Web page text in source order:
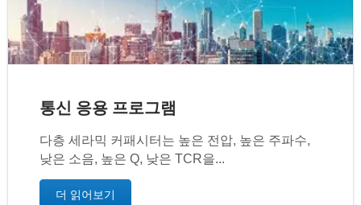
통신 응용 프로그램
다층 세라믹 커패시터는 높은 전압, 높은 주파수,
낮은 소음, 높은 Q, 낮은 TCR을...
더 읽어보기